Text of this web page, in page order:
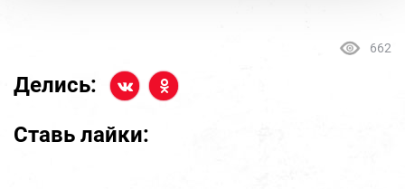
662
Делись:
Ставь лайки: